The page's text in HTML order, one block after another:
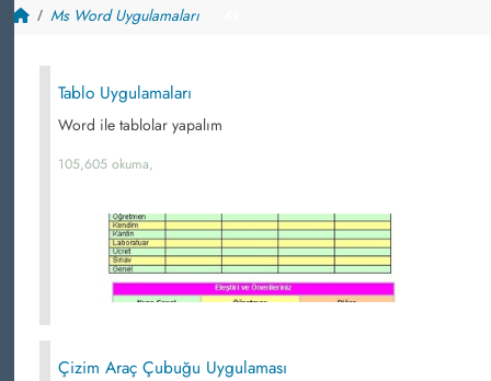
Ms Word Uygulamaları
Tablo Uygulamaları
Word ile tablolar yapalım
105,605 okuma,
Çizim Araç Çubuğu Uygulaması